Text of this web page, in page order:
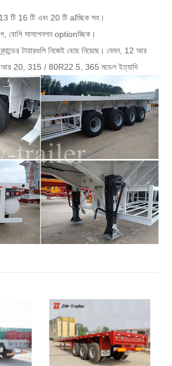
13 টি 16 টি এবং 20 টি alচ্ছিক সহ।
বোগি সাসপেনশন optionচ্ছিক।
টায়ারগুলি নিজেই বেছে নিয়েছে। যেমন, 12 আর
20, 315 / 80R22.5, 365 মডেল ইত্যাদি